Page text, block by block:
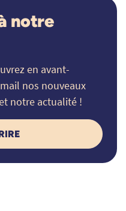
notre
en avant-
nos nouveaux
notre actualité !